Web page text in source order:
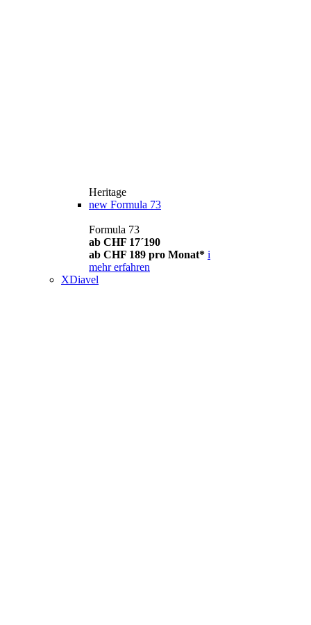
Heritage
new Formula 73
Formula 73
ab CHF 17´190
ab CHF 189 pro Monat* i
mehr erfahren
XDiavel